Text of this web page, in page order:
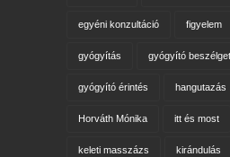
egyéni konzultáció figyelem
gyógyítás gyógyító
gyógyító érintés hangutazás
Horváth Mónika itt és most
keleti masszázs kirándulás